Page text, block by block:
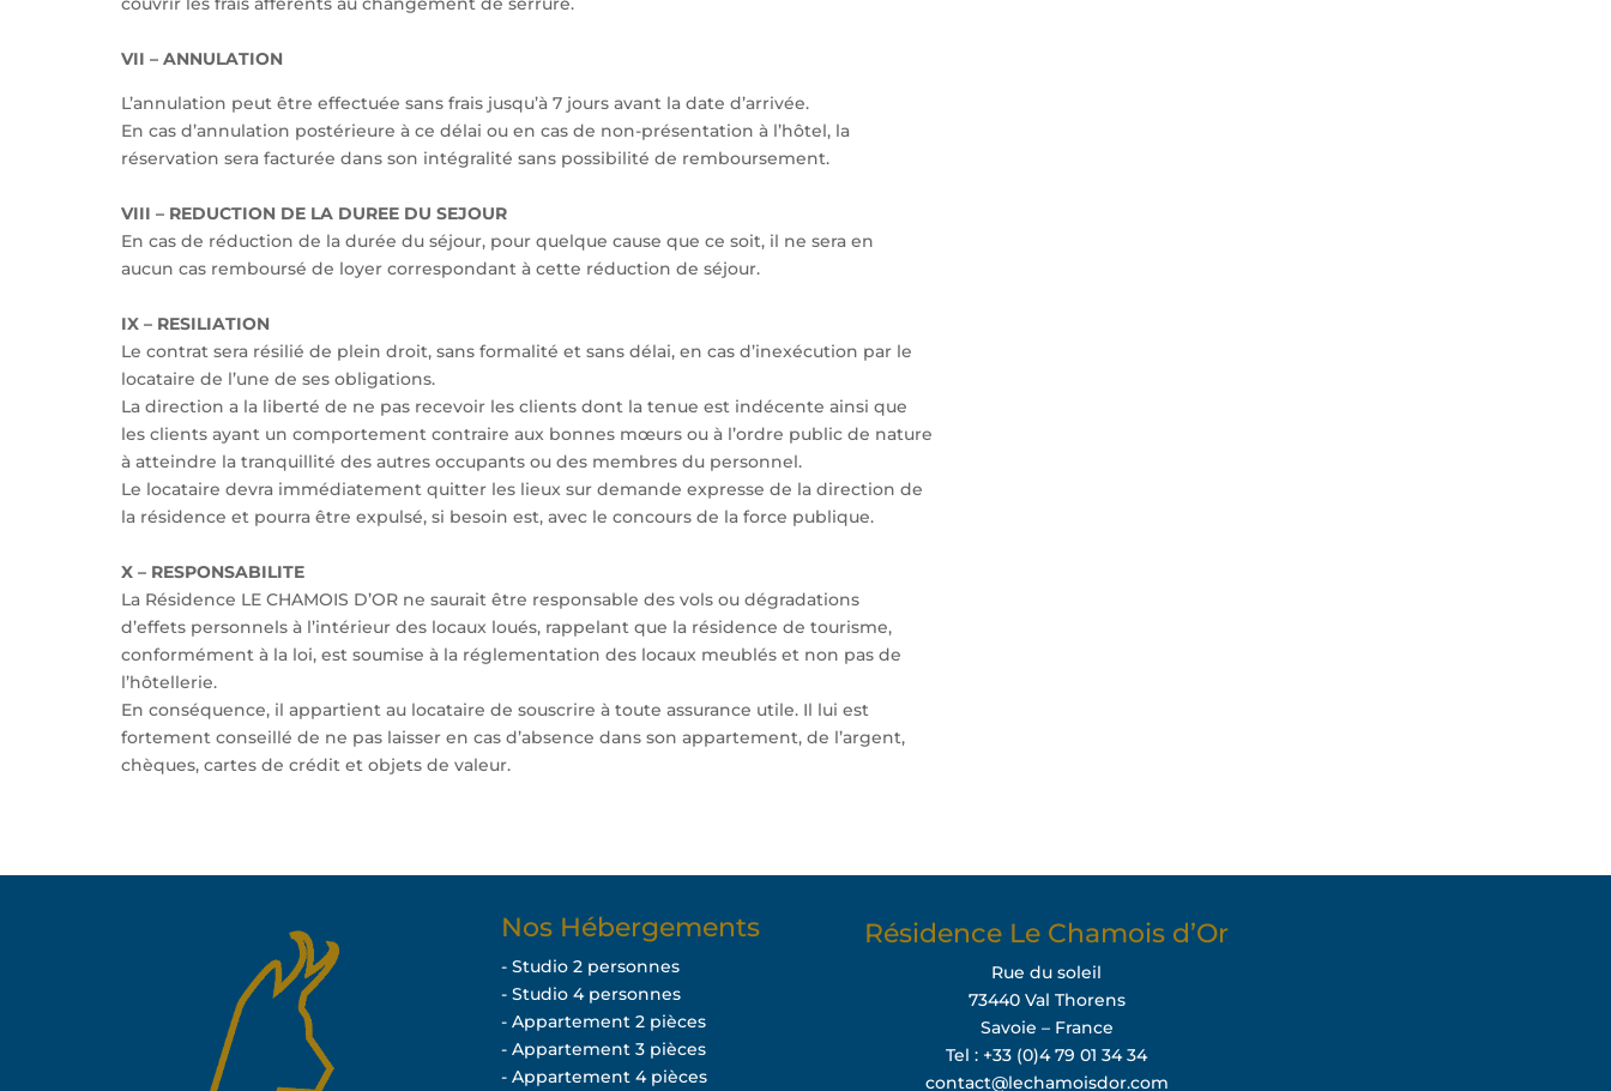
VII – ANNULATION
L’annulation peut être effectuée sans frais jusqu’à 7 jours avant la date d’arrivée.
En cas d’annulation postérieure à ce délai ou en cas de non-présentation à l’hôtel, la
réservation sera facturée dans son intégralité sans possibilité de remboursement.
VIII – REDUCTION DE LA DUREE DU SEJOUR
En cas de réduction de la durée du séjour, pour quelque cause que ce soit, il ne sera en
aucun cas remboursé de loyer correspondant à cette réduction de séjour.
IX – RESILIATION
Le contrat sera résilié de plein droit, sans formalité et sans délai, en cas d’inexécution par le
locataire de l’une de ses obligations.
La direction a la liberté de ne pas recevoir les clients dont la tenue est indécente ainsi que
les clients ayant un comportement contraire aux bonnes mœurs ou à l’ordre public de nature
à atteindre la tranquillité des autres occupants ou des membres du personnel.
Le locataire devra immédiatement quitter les lieux sur demande expresse de la direction de
la résidence et pourra être expulsé, si besoin est, avec le concours de la force publique.
X – RESPONSABILITE
La Résidence LE CHAMOIS D’OR ne saurait être responsable des vols ou dégradations
d’effets personnels à l’intérieur des locaux loués, rappelant que la résidence de tourisme,
conformément à la loi, est soumise à la réglementation des locaux meublés et non pas de
l’hôtellerie.
En conséquence, il appartient au locataire de souscrire à toute assurance utile. Il lui est
fortement conseillé de ne pas laisser en cas d’absence dans son appartement, de l’argent,
chèques, cartes de crédit et objets de valeur.
Nos Hébergements
- Studio 2 personnes
- Studio 4 personnes
- Appartement 2 pièces
- Appartement 3 pièces
- Appartement 4 pièces
Résidence Le Chamois d’Or
Rue du soleil
73440 Val Thorens
Savoie – France
Tel : +33 (0)4 79 01 34 34
contact@lechamoisdor.com